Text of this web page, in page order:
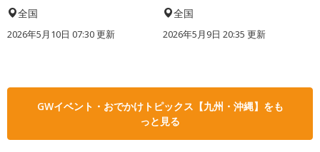
全国
2026年5月10日 07:30 更新
全国
2026年5月9日 20:35 更新
GWイベント・おでかけトピックス【九州・沖縄】をも
っと見る